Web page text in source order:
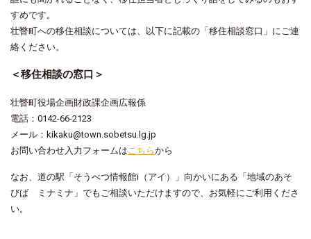
すめです。
壮瞥町への移住相談については、以下に記載の「移住相談窓口」にご連
絡ください。
＜移住相談の窓口＞
壮瞥町役場企画財政課企画広報係
電話：0142-66-2123
メール：kikaku@town.sobetsu.lg.jp
お問い合わせ入力フォームはこちらから
なお、道の駅「そうべつ情報館i（アイ）」向かいにある「地域のあそ
びば ミナミナ」でもご相談いただけますので、お気軽にご利用くださ
い。